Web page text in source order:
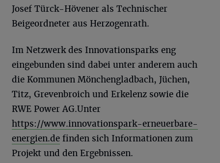
Josef Türck-Hövener als Technischer
Beigeordneter aus Herzogenrath.
Im Netzwerk des Innovationsparks eng
eingebunden sind dabei unter anderem auch
die Kommunen Mönchengladbach, Jüchen,
Titz, Grevenbroich und Erkelenz sowie die
RWE Power AG.Unter
https://www.innovationspark-erneuerbare-
energien.de finden sich Informationen zum
Projekt und den Ergebnissen.